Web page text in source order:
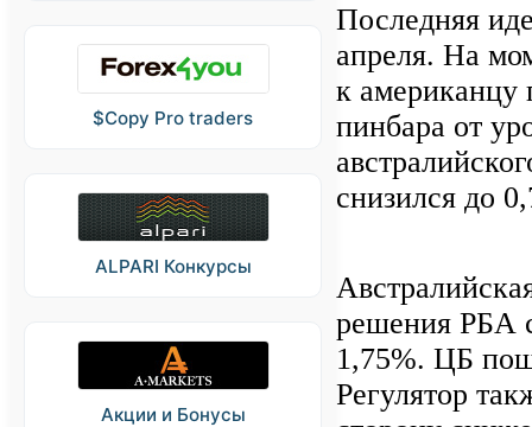
$Copy Pro traders
ALPARI Конкурсы
Акции и Бонусы
Последняя
апреля. На
к американцу
пинбара от
снизился до
решения РБА
1,75%. ЦБ
Регулятор